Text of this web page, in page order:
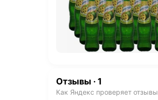
Отзывы · 1
Как Яндекс проверяет отзывы